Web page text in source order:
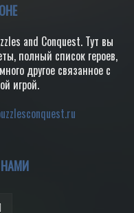
and Conquest. Тут вы
полный список героев,
другое связанное с
игрой.